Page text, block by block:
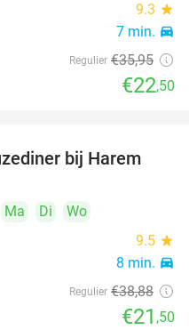
9.3 star
7 min. directions_car
Regulier €35,95
€22,50
45%
bij Harem
Ma Di
Wo
9.5 star
8 min. directions_car
Regulier €38,88
€21 ,50